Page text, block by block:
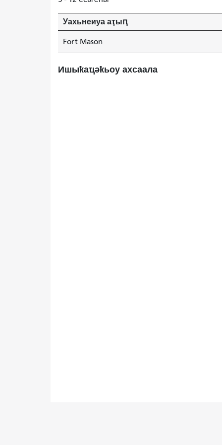
Уахьнеиуа аҭыԥ
Fort Mason
Ишыҟаҵәҟьоу ахсаала